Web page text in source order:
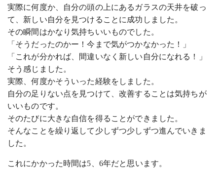
実際に何度か、自分の頭の上にあるガラスの天井を破っ
て、新しい自分を見つけることに成功しました。
その瞬間はかなり気持ちいいものでした。
「そうだったのかー！今まで気がつかなかった！」
「これが分かれば、間違いなく新しい自分になれる！」
そう感じました。
実際、何度かそういった経験をしました。
自分の足りない点を見つけて、改善することは気持ちが
いいものです。
そのたびに大きな自信を得ることができました。
そんなことを繰り返して少しずつ少しずつ進んでいきま
した。
これにかかった時間は5、6年だと思います。